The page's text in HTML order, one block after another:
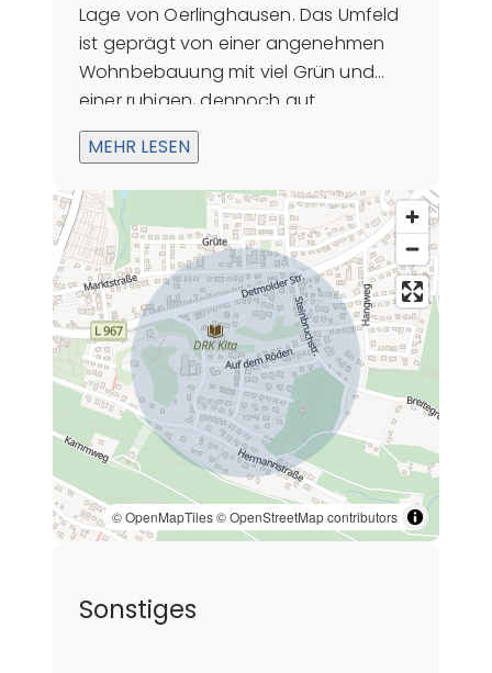
Lage von Oerlinghausen. Das Umfeld
ist geprägt von einer angenehmen
Wohnbebauung mit viel Grün und
einer ruhigen, dennoch gut
erreichbaren Infrastruktur.
Einkaufsmöglichkeiten, Schulen,
Kindergärten sowie medizinische
Versorgung sind in kurzer Distanz
vorhanden. Auch Freizeit- und
Naherholungsangebote befinden
sich in unmittelbarer Nähe und bieten
eine hohe Lebensqualität. Die gute
Verkehrsanbindung ermöglicht
zudem eine schnelle Erreichbarkeit der
umliegenden Städte und macht den
Standort sowohl für Familien als auch
für Berufspendler attraktiv.
MEHR LESEN
© OpenMapTiles© OpenStreetMap contributors
Sonstiges